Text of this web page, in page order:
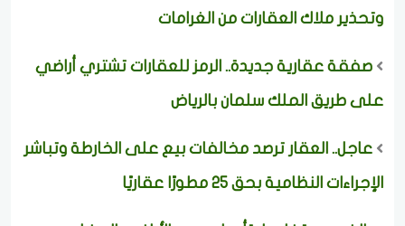
وتحذير ملاك العقارات من الغرامات
صفقة عقارية جديدة.. الرمز للعقارات تشتري أراضي
على طريق الملك سلمان بالرياض
عاجل.. العقار ترصد مخالفات بيع على الخارطة وتباشر
الإجراءات النظامية بحق 25 مطورًا عقاريًا